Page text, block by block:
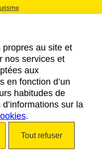
au site et
nos services et
aux
en fonction d’un
habitudes de
sur la
.
Tout refuser